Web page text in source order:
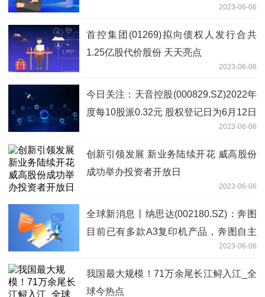
2023-06-06
首控集团(01269)拟向债权人发行合共
1.25亿股代价股份 天天亮点
2023-06-06
今日关注：天音控股(000829.SZ)2022年
度每10股派0.32元 股权登记日为6月12日
2023-06-06
创新引领发展 新业务陆续开花 威高股份
成功举办投资者开放日
2023-06-06
全球新消息丨纳思达(002180.SZ)：奔图
目前已有多款A3复印机产品，奔图自主
研发的A3黑白及彩色复印机预计本年度
内量产上市
2023-06-06
我国最大规模！71万余尾长江鲟入江_全
球今热点